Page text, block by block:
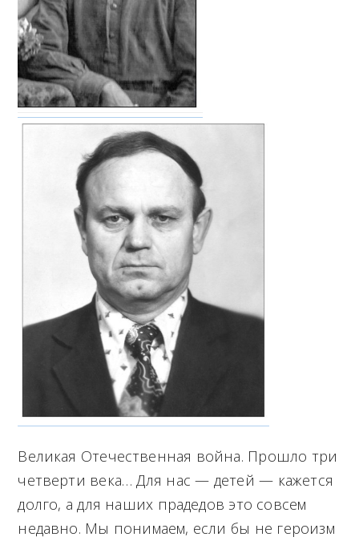
Великая Отечественная война. Прошло три
четверти века… Для нас — детей — кажется
долго, а для наших прадедов это совсем
недавно. Мы понимаем, если бы не героизм